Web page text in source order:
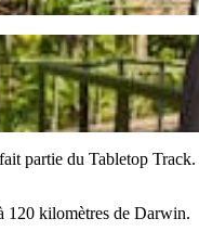
partie du Tabletop Track.
120 kilomètres de Darwin.